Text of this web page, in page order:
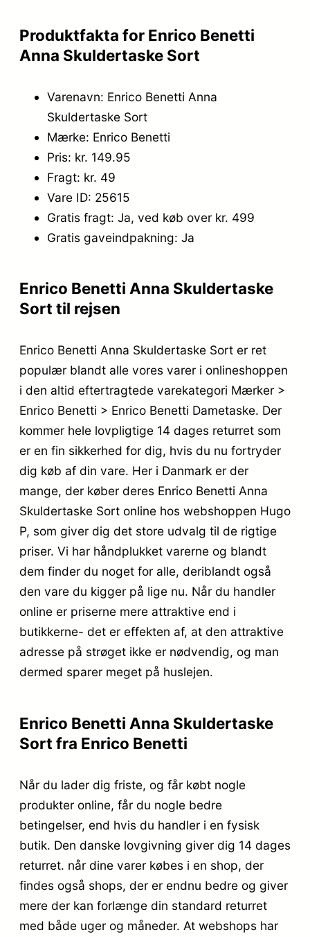
9
,
9
5
.
.
Produktfakta for Enrico Benetti
Anna Skuldertaske Sort
Varenavn: Enrico Benetti Anna
Skuldertaske Sort
Mærke: Enrico Benetti
Pris: kr. 149.95
Fragt: kr. 49
Vare ID: 25615
Gratis fragt: Ja, ved køb over kr. 499
Gratis gaveindpakning: Ja
Enrico Benetti Anna Skuldertaske
Sort til rejsen
Enrico Benetti Anna Skuldertaske Sort er ret
populær blandt alle vores varer i onlineshoppen
i den altid eftertragtede varekategori Mærker >
Enrico Benetti > Enrico Benetti Dametaske. Der
kommer hele lovpligtige 14 dages returret som
er en fin sikkerhed for dig, hvis du nu fortryder
dig køb af din vare. Her i Danmark er der
mange, der køber deres Enrico Benetti Anna
Skuldertaske Sort online hos webshoppen Hugo
P, som giver dig det store udvalg til de rigtige
priser. Vi har håndplukket varerne og blandt
dem finder du noget for alle, deriblandt også
den vare du kigger på lige nu. Når du handler
online er priserne mere attraktive end i
butikkerne- det er effekten af, at den attraktive
adresse på strøget ikke er nødvendig, og man
dermed sparer meget på huslejen.
Enrico Benetti Anna Skuldertaske
Sort fra Enrico Benetti
Når du lader dig friste, og får købt nogle
produkter online, får du nogle bedre
betingelser, end hvis du handler i en fysisk
butik. Den danske lovgivning giver dig 14 dages
returret. når dine varer købes i en shop, der
findes også shops, der er endnu bedre og giver
mere der kan forlænge din standard returret
med både uger og måneder. At webshops har